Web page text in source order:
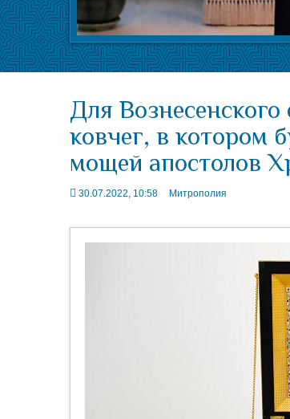
Для
ковчег, в котором
мощей апостолов
30.07.2022, 10:58 Митрополия